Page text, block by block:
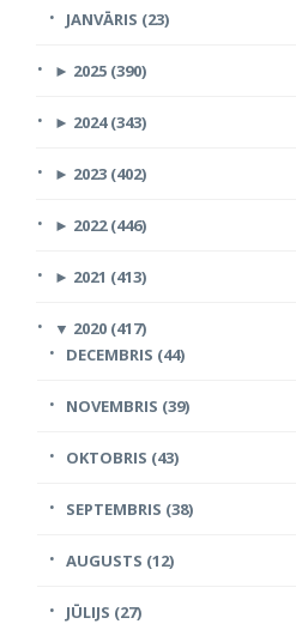
JANVĀRIS (23)
► 2025 (390)
► 2024 (343)
► 2023 (402)
► 2022 (446)
► 2021 (413)
▼ 2020 (417)
DECEMBRIS (44)
NOVEMBRIS (39)
OKTOBRIS (43)
SEPTEMBRIS (38)
AUGUSTS (12)
JŪLIJS (27)